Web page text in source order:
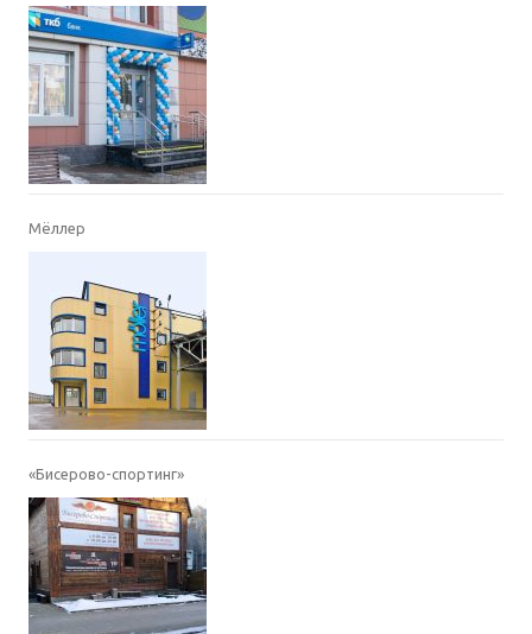
Мёллер
«Бисерово-спортинг»